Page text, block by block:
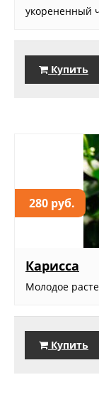
укорененный
Купить
280 руб.
Карисса
Молодое
Купить